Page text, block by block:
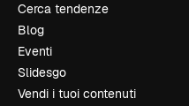
Cerca tendenze
Blog
Eventi
Slidesgo
Vendi i tuoi contenuti